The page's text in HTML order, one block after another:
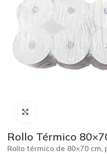
Rollo Térmico
Rollo térmico de 80×70